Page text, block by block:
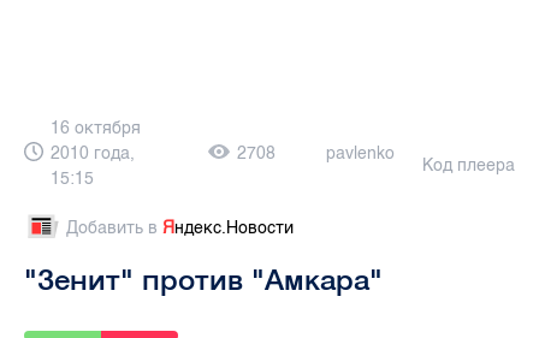
16 октября
2010 года,
15:15
2708 pavlenko
Код плеера
Добавить в Яндекс.Новости
"Зенит" против "Амкара"